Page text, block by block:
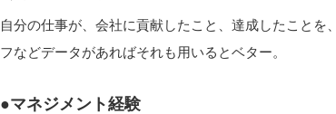
自分の仕事が、会社に貢献したこと、達成したこと
フなどデータがあればそれも用いるとベター。
●マネジメント経験